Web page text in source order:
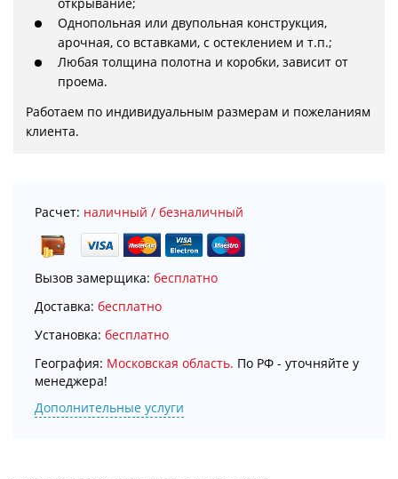
Однопольная или двупольная конструкция,
арочная, со вставками, с остеклением и т.п.;
Любая толщина полотна и коробки, зависит от
проема.
Работаем по индивидуальным размерам и пожеланиям
клиента.
Расчет: наличный / безналичный
Вызов замерщика: бесплатно
Доставка: бесплатно
Установка: бесплатно
География: Московская область. По РФ - уточняйте у
менеджера!
Дополнительные услуги